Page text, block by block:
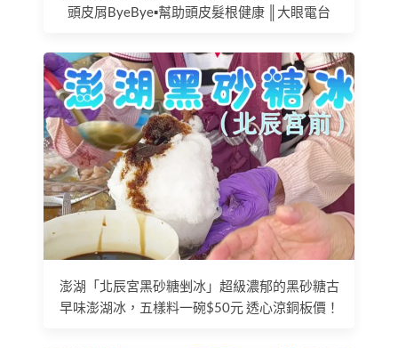
頭皮屑ByeBye▪幫助頭皮髮根健康 ║大眼電台
澎湖「北辰宮黑砂糖剉冰」超級濃郁的黑砂糖古
早味澎湖冰，五樣料一碗$50元 透心涼銅板價！